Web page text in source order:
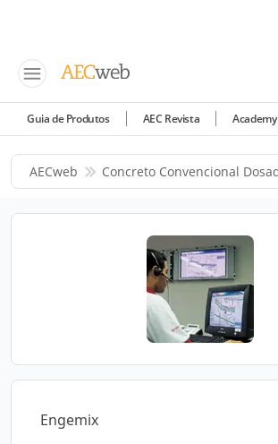
Guia de Produtos AEC Revista Academy
AECweb Concreto Convencional
Engemix